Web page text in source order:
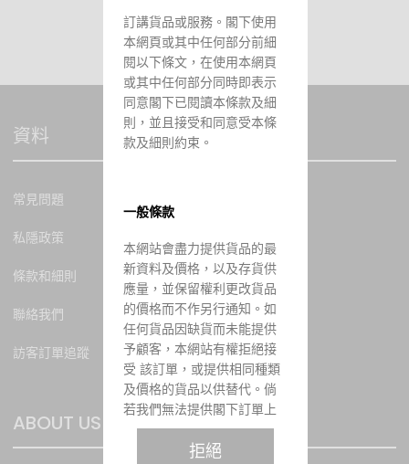
資料
常見問題
私隱政策
條款和細則
聯絡我們
訪客訂單追蹤
ABOUT US
訂講貨品或服務。閣下使用
本網頁或其中任何部分前細
閱以下條文，在使用本網頁
或其中任何部分同時即表示
同意閣下已閱讀本條款及細
則，並且接受和同意受本條
款及細則約束。
一般條款
本網站會盡力提供貨品的最
新資料及價格，以及存貨供
應量，並保留權利更改貨品
的價格而不作另行通知。如
任何貨品因缺貨而未能提供
予顧客，本網站有權拒絕接
受 該訂單，或提供相同種類
及價格的貨品以供替代。倘
若我們無法提供閣下訂單上
的任何產品或服務，我們會
透過電話或電郵通知閣下。
拒絕